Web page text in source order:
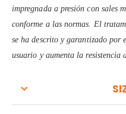
impregnada a presión con sales
conforme a las normas. El
se ha descrito y garantizado por
usuario y aumenta la resistencia